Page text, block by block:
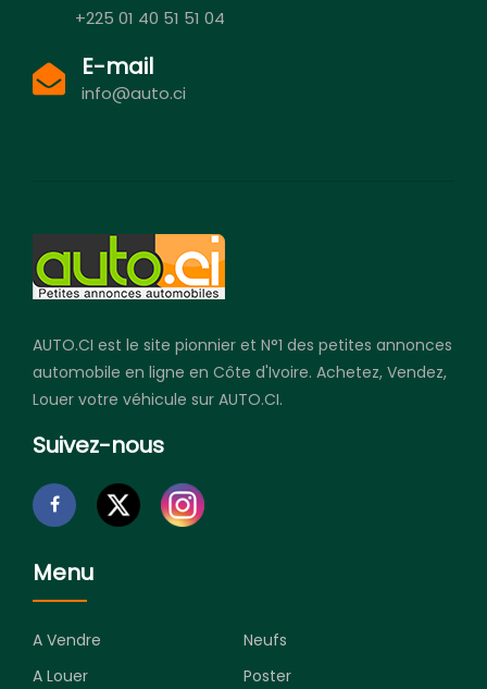
+225 01 40 51 51 04
E-mail
info@auto.ci
AUTO.CI est le site pionnier et N°1 des petites annonces
automobile en ligne en Côte d'Ivoire. Achetez, Vendez,
Louer votre véhicule sur AUTO.CI.
Suivez-nous
Menu
A Vendre
Neufs
A Louer
Poster